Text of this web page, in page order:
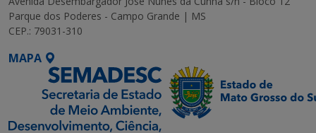
Parque dos Poderes - Campo Grande | MS
CEP.: 79031-310
MAPA